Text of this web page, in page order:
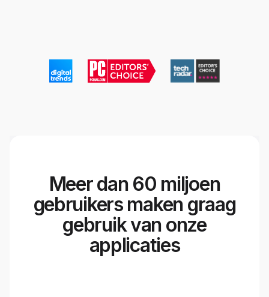
Meer dan 60 miljoen
gebruikers maken graag
gebruik van onze
applicaties